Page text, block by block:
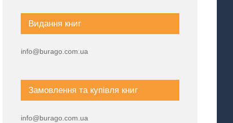
Видання книг
info@burago.com.ua
Замовлення та купівля книг
info@burago.com.ua